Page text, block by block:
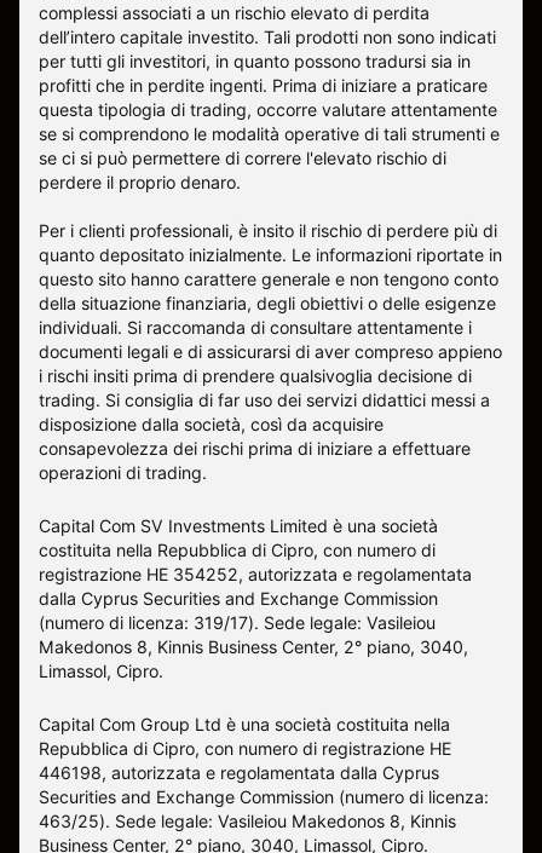
complessi associati a un rischio elevato di perdita
dell’intero capitale investito. Tali prodotti non sono indicati
per tutti gli investitori, in quanto possono tradursi sia in
profitti che in perdite ingenti. Prima di iniziare a praticare
questa tipologia di trading, occorre valutare attentamente
se si comprendono le modalità operative di tali strumenti e
se ci si può permettere di correre l'elevato rischio di
perdere il proprio denaro.
Per i clienti professionali, è insito il rischio di perdere più di
quanto depositato inizialmente. Le informazioni riportate in
questo sito hanno carattere generale e non tengono conto
della situazione finanziaria, degli obiettivi o delle esigenze
individuali. Si raccomanda di consultare attentamente i
documenti legali e di assicurarsi di aver compreso appieno
i rischi insiti prima di prendere qualsivoglia decisione di
trading. Si consiglia di far uso dei servizi didattici messi a
disposizione dalla società, così da acquisire
consapevolezza dei rischi prima di iniziare a effettuare
operazioni di trading.
Capital Com SV Investments Limited è una società
costituita nella Repubblica di Cipro, con numero di
registrazione HE 354252, autorizzata e regolamentata
dalla Cyprus Securities and Exchange Commission
(numero di licenza: 319/17). Sede legale: Vasileiou
Makedonos 8, Kinnis Business Center, 2° piano, 3040,
Limassol, Cipro.
Capital Com Group Ltd è una società costituita nella
Repubblica di Cipro, con numero di registrazione ΗΕ
446198, autorizzata e regolamentata dalla Cyprus
Securities and Exchange Commission (numero di licenza:
463/25). Sede legale: Vasileiou Makedonos 8, Kinnis
Business Center, 2° piano, 3040, Limassol, Cipro.